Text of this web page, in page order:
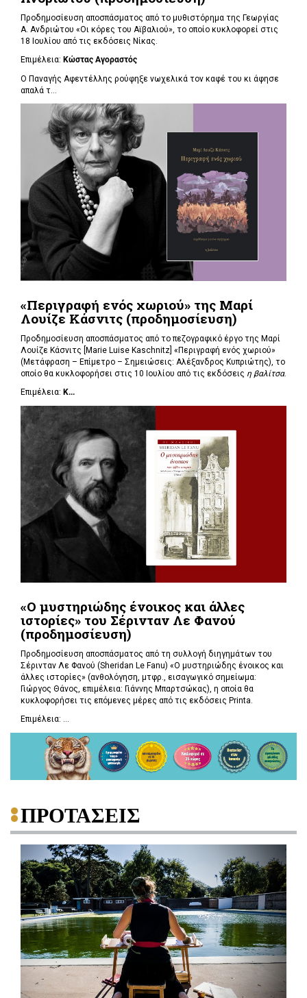
Προδημοσίευση αποσπάσματος από το μυθιστόρημα της Γεωργίας
Α. Ανδριώτου «Οι κόρες του Αϊβαλιού», το οποίο κυκλοφορεί στις
18 Ιουλίου από τις εκδόσεις Νίκας.
Επιμέλεια: Κώστας Αγοραστός
Ο Παναγής Αφεντέλλης ρούφηξε νωχελικά τον καφέ του κι άφησε
απαλά τ...
«Περιγραφή ενός χωριού» της Μαρί
Λουίζε Κάσνιτς (προδημοσίευση)
Προδημοσίευση αποσπάσματος από το πεζογραφικό έργο της Μαρί
Λουίζε Κάσνιτς [Marie Luise Kaschnitz] «Περιγραφή ενός χωριού»
(Μετάφραση – Επίμετρο – Σημειώσεις: Αλέξανδρος Κυπριώτης), το
οποίο θα κυκλοφορήσει στις 10 Ιουλίου από τις εκδόσεις η βαλίτσα.
Επιμέλεια: Κ...
«Ο μυστηριώδης ένοικος και άλλες
ιστορίες» του Σέρινταν Λε Φανού
(προδημοσίευση)
Προδημοσίευση αποσπάσματος από τη συλλογή διηγημάτων του
Σέρινταν Λε Φανού (Sheridan Le Fanu) «Ο μυστηριώδης ένοικος και
άλλες ιστορίες» (ανθολόγηση, μτφρ., εισαγωγικό σημείωμα:
Γιώργος Θάνος, επιμέλεια: Γιάννης Μπαρτσώκας), η οποία θα
κυκλοφορήσει τις επόμενες μέρες από τις εκδόσεις Printa.
Επιμέλεια: ...
ΠΡΟΤΑΣΕΙΣ